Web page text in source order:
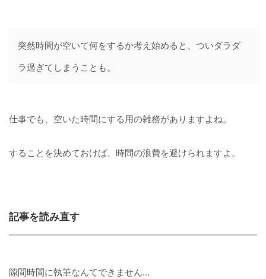
突然時間が空いて何をするか考え始めると、ついダラダ
ラ過ぎてしまうことも。
仕事でも、空いた時間にする用の雑務がありますよね。
することを決めておけば、時間の浪費を避けられますよ。
記事を読み直す
隙間時間に執筆なんてできません…